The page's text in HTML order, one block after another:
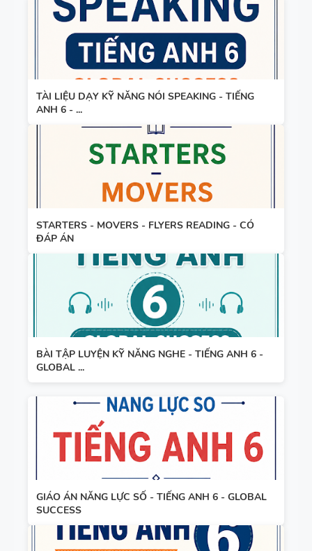
CÓ ĐÁP ÁN
TÀI LIỆU DẠY KỸ NĂNG NÓI SPEAKING - TIẾNG
ANH 6 - ...
STARTERS - MOVERS - FLYERS READING - CÓ
ĐÁP ÁN
BÀI TẬP LUYỆN KỸ NĂNG NGHE - TIẾNG ANH 6 -
GLOBAL ...
GIÁO ÁN NĂNG LỰC SỐ - TIẾNG ANH 6 - GLOBAL
SUCCESS